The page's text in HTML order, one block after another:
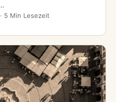
· 5 Min Lesezeit